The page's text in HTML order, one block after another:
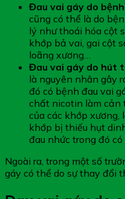
Đau vai gáy do
cũng có thể là do
lý như thoái hóa cột
khớp bả vai, gai cột
loãng xương…
Đau vai gáy do hút
là nguyên nhân gây
đó có bệnh đau vai
chất nicotin làm cản
của các khớp xương,
khớp bị thiếu hụt
đau nhức trong đó có
Ngoài ra, trong một số
gáy có thể do sự thay đổi